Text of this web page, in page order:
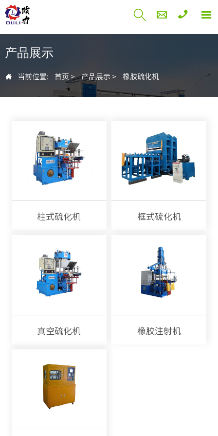
   
产品展示
 当前位置: 首页 > 产品展示 > 橡胶硫化机
柱式硫化机 框式硫化机
真空硫化机 橡胶注射机